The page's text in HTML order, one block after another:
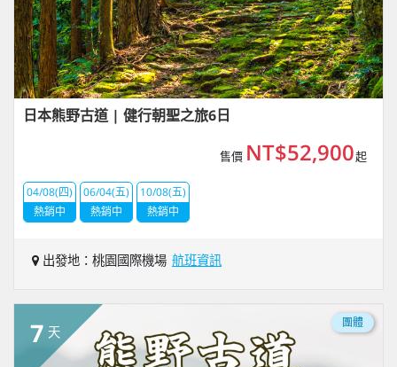
日本熊野古道 | 健行朝聖之旅6日
售價 NT$52,900起
04/08(四)
熱銷中
06/04(五)
熱銷中
10/08(五)
熱銷中
出發地：桃園國際機場 航班資訊
7 天
團體